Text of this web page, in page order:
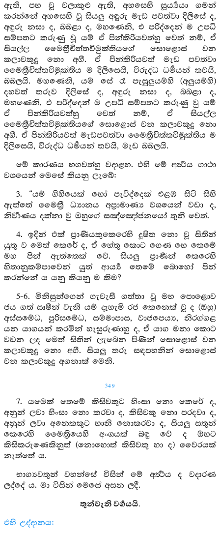
ඇති, පහ වූ වලාකුළු ඇති, අහසෙහි සූර්‍ය්‍යයා ගමන්
කරන්නේ අහසෙහි වූ සියලු අඳුරු මැඩ පවත්වා දිලිසේ ද,
අඳුරු නසා ද, බබළා ද, මහණෙනි, එ පරිද්දෙන් ම උපධි
සම්පතට කරුණු වූ යම් ඒ පින්කිරියවත්හු වෙත් නම්, ඒ
සියල්ල මෛත්‍රීචිත්තවිමුක්තියගේ සොළොස් වන
කලාවකුදු නො අගී. ඒ පින්කිරියවත් මැඩ පවත්වා
මෛත්‍රීචිත්තවිමුක්තිය ම දිලිසෙයි, විරුද්ධ ධර්‍මයන් තවයි,
බබලයි. මහණෙනි, යම් සේ රෑ පැසුලුයම්හි (අලුයම්හි)
දහවත් තරුව දිලිසේ ද, අඳුරු නසා ද, බබළා ද,
මහණෙනි, එ පරිද්දෙන් ම උපධි සම්පතට කරුණු වු යම්
ඒ පින්කිරියවත්හු වෙත් නම්, ඒ සියල්ල
මෛත්‍රීචිත්තවිමුක්තියගේ සොළොස් වන කලාවකුදු නො
අගී. ඒ පින්කිරියවත් මැඩපවත්වා මෛත්‍රීචිත්තවිමුක්තිය ම
දිලිසෙයි, විරුද්ධ ධර්‍මයන් තවයි, මැඩ බබලයි.
මේ කාරණය භගවත්හු වදාළහ. එහි මේ අර්‍ත්‍ථය ගාථා
වශයෙන් මෙසේ කියනු ලැබේ:
3. “යම් ගිහියෙක් හෝ පැවිද්දෙක් එළඹ සිටි සිහි
ඇත්තේ මෛත්‍රී ධ්‍යානය අප්‍රාමාණ්‍ය වශයෙන් වඩා ද,
නිර්‍වාණය දක්නා වු ඔහුගේ සඤ්ඤෝජනයෝ තුනී වෙත්.
4. ඉදින් එක් ප්‍රාණියකුකෙරෙහි දූෂිත නො වූ සිතින්
යුතු ව මෙත් කෙරේ ද, ඒ හේතු කොට ගෙණ හෙ තෙමේ
මහ පින් ඇත්තෙක් වේ. සියලු ප්‍රාණීන් කෙරෙහි
හිතානුකම්පාවෙන් යුත් ආර්‍ය්‍ය තෙමේ බොහෝ පින්
කරන්නේ ය යනු කියනු ම කිම?
5-6. මිනිසුන්ගෙන් ගැවැසී ගත්තා වූ මහ පොළොව
ජය ගත් ඍෂීන් වැනි යම් දැහැමි රජ කෙනෙක් වූ ද (ඔහු)
අස්සමේධ, පුරිසමේධ, සම්මාපාස, වාජපෙය්‍ය, නිරග්ගළ
යන යාගයන් කරමින් හැසුරුණාහු ද, ඒ යාග මනා කොට
වඩන ලද මෙත් සිතින් ලැබෙන පිණින් සොළොස් වන
කලාවකුදු නො අගී. සියලු තරු සඳපහනින් සොළොස්
වන කලාවකුදු අගනාක් මෙනි.
349
7. යමෙක් තෙමේ කිසිවකුට හිංසා නො කෙරේ ද,
අනුන් ලවා හිංසා නො කරවා ද, කිසිවකු නො පරදවා ද,
අනුන් ලවා අනෙකකුට හානි නොකරවා ද, සියලු සතුන්
කෙරෙහි මෛත්‍රියෙහි අංශයක් බඳු වේ ද ඕහට
කිසිකරුණෙකිනුත් (නොහොත් කිසිවකු හා ද) වෛරයක්
නැත්තේ ය.
භාග්‍යවතුන් වහන්සේ විසින් මේ අර්‍ත්‍ථය ද වදාරණ
ලද්දේ ය. මා විසින් මෙසේ අසන ලදී.
තුන්වැනි වර්‍ගයයි.
එහි උද්දානය: